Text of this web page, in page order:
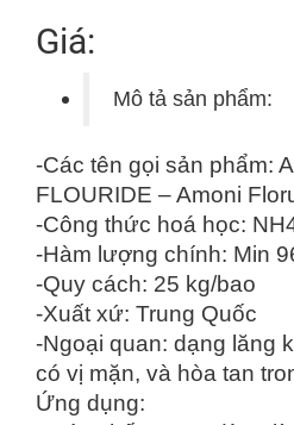
Giá:
Mô tả sản phẩm:
-Các tên gọi sản phẩm:
FLOURIDE – Amoni
-Công thức hoá học:
-Hàm lượng chính: Min
-Quy cách: 25 kg/bao
-Xuất xứ: Trung Quốc
-Ngoại quan: dạng lăng
có vị mặn, và hòa tan
Ứng dụng: